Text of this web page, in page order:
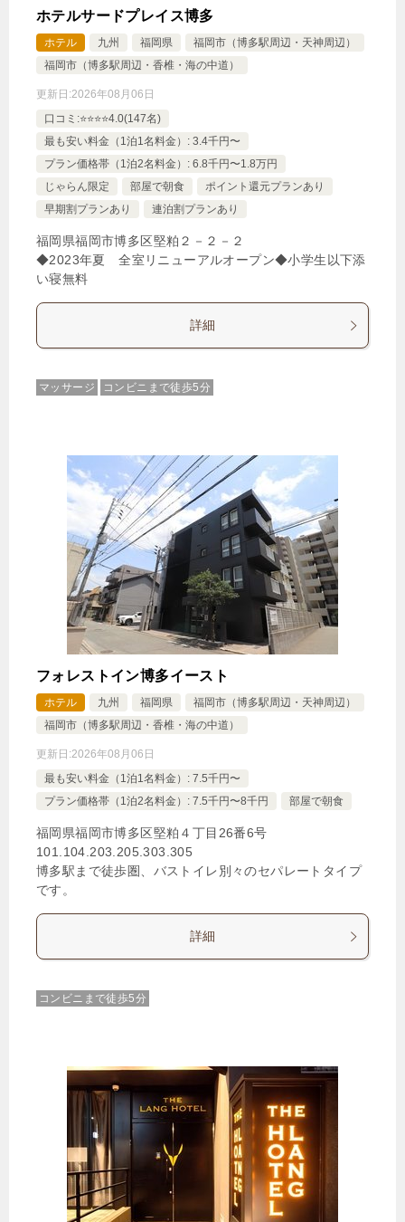
ホテルサードプレイス博多
ホテル 九州 福岡県
福岡市（博多駅周辺・天神周辺）
福岡市（博多駅周辺・香椎・海の中道）
更新日:2026年08月06日
口コミ:⭐️⭐️⭐️⭐️4.0(147名)
最も安い料金（1泊1名料金）: 3.4千円〜
プラン価格帯（1泊2名料金）: 6.8千円〜1.8万円
じゃらん限定
部屋で朝食
ポイント還元プランあり
早期割プランあり
連泊割プランあり
福岡県福岡市博多区堅粕２－２－２
◆2023年夏 全室リニューアルオープン◆小学生以下添
い寝無料
詳細
マッサージ コンビニまで徒歩5分
フォレストイン博多イースト
ホテル 九州 福岡県
福岡市（博多駅周辺・天神周辺）
福岡市（博多駅周辺・香椎・海の中道）
更新日:2026年08月06日
最も安い料金（1泊1名料金）: 7.5千円〜
プラン価格帯（1泊2名料金）: 7.5千円〜8千円
部屋で朝食
福岡県福岡市博多区堅粕４丁目26番6号
101.104.203.205.303.305
博多駅まで徒歩圏、バストイレ別々のセパレートタイプ
です。
詳細
コンビニまで徒歩5分